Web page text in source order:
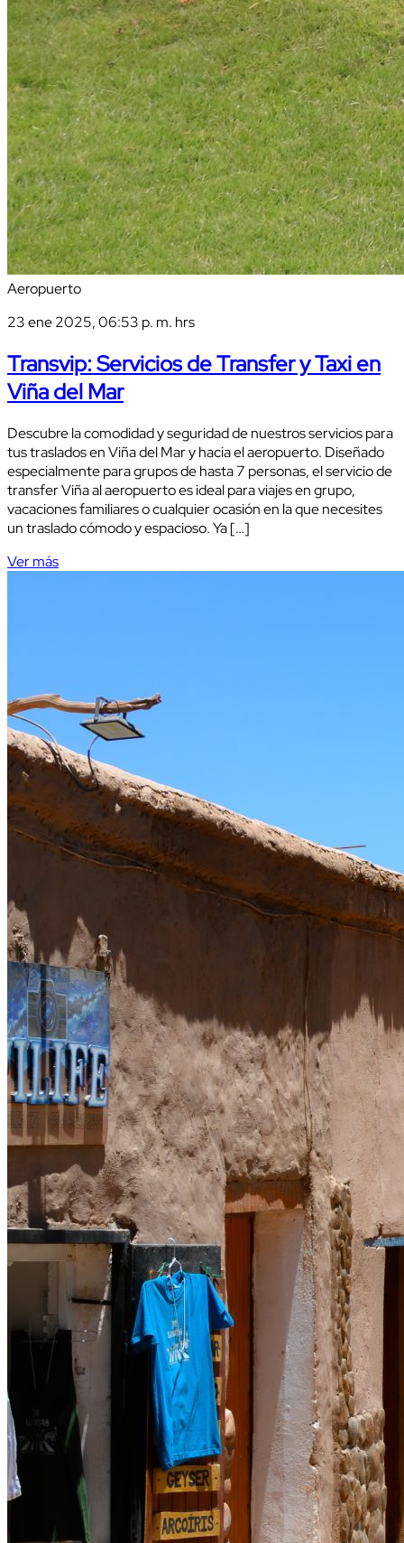
Aeropuerto
23 ene 2025, 06:53 p. m. hrs
Transvip: Servicios de Transfer y Taxi en
Viña del Mar
Descubre la comodidad y seguridad de nuestros servicios para
tus traslados en Viña del Mar y hacia el aeropuerto. Diseñado
especialmente para grupos de hasta 7 personas, el servicio de
transfer Viña al aeropuerto es ideal para viajes en grupo,
vacaciones familiares o cualquier ocasión en la que necesites
un traslado cómodo y espacioso. Ya […]
Ver más